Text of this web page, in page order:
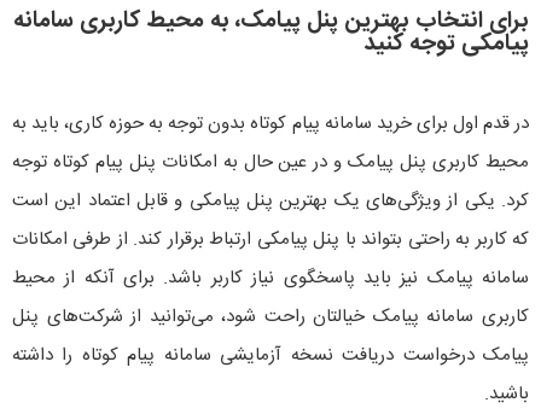
برای انتخاب بهترین پنل پیامک، به محیط کاربری سامانه
پیامکی توجه کنید
در قدم اول برای خرید سامانه پیام کوتاه بدون توجه به حوزه کاری، باید به
محیط کاربری پنل پیامک و در عین حال به امکانات پنل پیام کوتاه توجه
کرد. یکی از ویژگی‌های یک بهترین پنل پیامکی و قابل اعتماد این است
که کاربر به راحتی بتواند با پنل پیامکی ارتباط برقرار کند. از طرفی امکانات
سامانه پیامک نیز باید پاسخگوی نیاز کاربر باشد. برای آنکه از محیط
کاربری سامانه پیامک خیالتان راحت شود، می‌توانید از شرکت‌های پنل
پیامک درخواست دریافت نسخه آزمایشی سامانه پیام کوتاه را داشته
باشید.